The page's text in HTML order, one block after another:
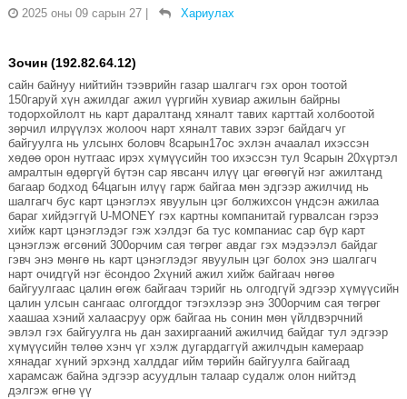
2025 оны 09 сарын 27
Хариулах
Зочин (192.82.64.12)
сайн байнуу нийтийн тээврийн газар шалгагч гэх орон тоотой
150гаруй хүн ажилдаг ажил үүргийн хувиар ажилын байрны
тодорхойлолт нь карт даралтанд хяналт тавих карттай холбоотой
зөрчил илрүүлэх жолооч нарт хяналт тавих зэрэг байдагч уг
байгуулга нь улсынх боловч 8сарын17ос эхлэн ачаалал ихэссэн
хөдөө орон нутгаас ирэх хүмүүсийн тоо ихэссэн тул 9сарын 20хүртэл
амралтын өдөргүй бүтэн сар явсанч илүү цаг өгөөгүй нэг ажилтанд
багаар бодход 64цагын илүү гарж байгаа мөн эдгээр ажилчид нь
шалгагч бус карт цэнэглэх явуулын цэг болжихсон үндсэн ажилаа
бараг хийдэггүй U-MONEY гэх картны компанитай гурвалсан гэрээ
хийж карт цэнэглэдэг гэж хэлдэг ба тус компаниас сар бүр карт
цэнэглэж өгсөний 300орчим сая төгрөг авдаг гэх мэдээлэл байдаг
гэвч энэ мөнгө нь карт цэнэглэдэг явуулын цэг болох энэ шалгагч
нарт очидгүй нэг ёсондоо 2хүний ажил хийж байгаач нөгөө
байгуулгаас цалин өгөж байгаач тэрийг нь олгодгүй эдгээр хүмүүсийн
цалин улсын сангаас олгогддог тэгэхлээр энэ 300орчим сая төгрөг
хаашаа хэний халаасруу орж байгаа нь сонин мөн үйлдвэрчний
эвлэл гэх байгуулга нь дан захиргааний ажилчид байдаг тул эдгээр
хүмүүсийн төлөө хэнч үг хэлж дугардаггүй ажилчдын камераар
хянадаг хүний эрхэнд халддаг ийм төрийн байгуулга байгаад
харамсаж байна эдгээр асуудлын талаар судалж олон нийтэд
дэлгэж өгнө үү